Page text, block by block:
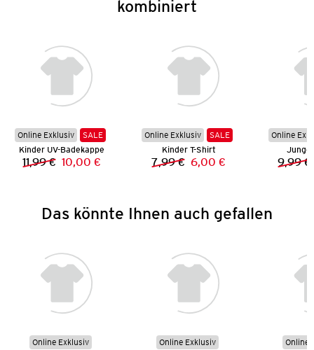
kombiniert
Online Exklusiv
SALE
Kinder UV-Badekappe
Vorheriger Preis:
11,99 € Neuer Preis:
10,00 €
Online Exklusiv
SALE
Kinder T-Shirt
Vorheriger Preis:
7,99 € Neuer Preis:
6,00 €
Online
9,99 €
Das könnte Ihnen auch gefallen
Online Exklusiv
Online Exklusiv
Online